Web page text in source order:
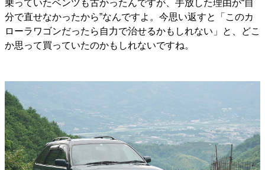
乗っていたベンツも古かったんですが、手放した理由が“自
分で直せなかったから”なんですよ。今思い返すと「このカ
ローラワゴンだったら自力で治せるかもしれない」と、どこ
か思って買っていたのかもしれないですね。